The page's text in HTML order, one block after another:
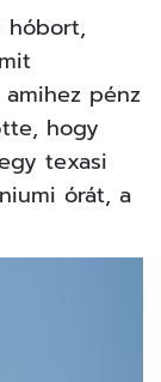
hóbort,
pénz
hogy
texasi
órát, a